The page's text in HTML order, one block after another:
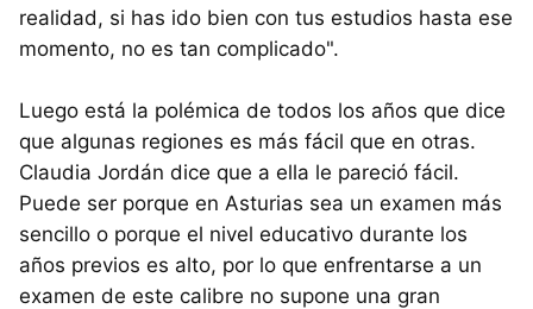
realidad, si has ido bien con tus estudios hasta ese
momento, no es tan complicado".
Luego está la polémica de todos los años que dice
que algunas regiones es más fácil que en otras.
Claudia Jordán dice que a ella le pareció fácil.
Puede ser porque en Asturias sea un examen más
sencillo o porque el nivel educativo durante los
años previos es alto, por lo que enfrentarse a un
examen de este calibre no supone una gran